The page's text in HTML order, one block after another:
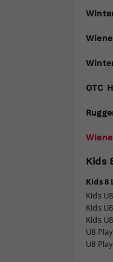
OTC
Kids
Kids 8
Kids
Kids
Kids
U8
U8